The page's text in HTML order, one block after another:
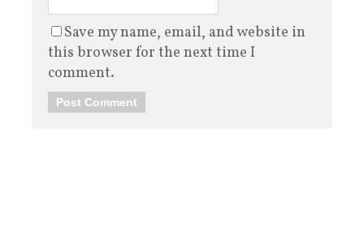
Save my name, email, and website in
this browser for the next time I
comment.